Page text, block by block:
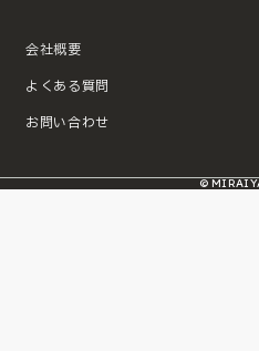
会社概要
よくある質問
お問い合わせ
©